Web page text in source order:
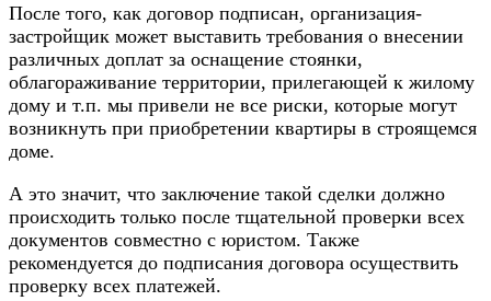
После того, как договор подписан, организация-
застройщик может выставить требования о внесении
различных доплат за оснащение стоянки,
облагораживание территории, прилегающей к жилому
дому и т.п. мы привели не все риски, которые могут
возникнуть при приобретении квартиры в строящемся
доме.
А это значит, что заключение такой сделки должно
происходить только после тщательной проверки всех
документов совместно с юристом. Также
рекомендуется до подписания договора осуществить
проверку всех платежей.